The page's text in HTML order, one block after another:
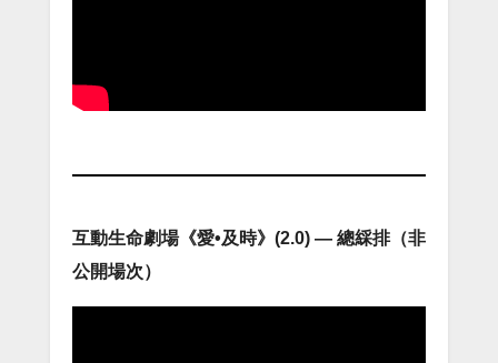
互動生命劇場《愛•及時》(2.0) — 總綵排（非
公開場次）